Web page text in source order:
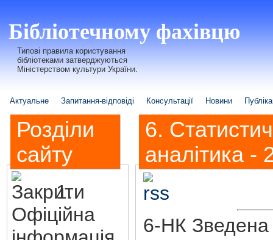
Бібліотечному фахівцю
Типові правила користування
бібліотеками затверджуються
Міністерством культури України.
Актуальне Запитання-відповіді Консультації Новини
Розділи
сайту
1.
Офіційна
6.
аналітика -
6-НК Зведена